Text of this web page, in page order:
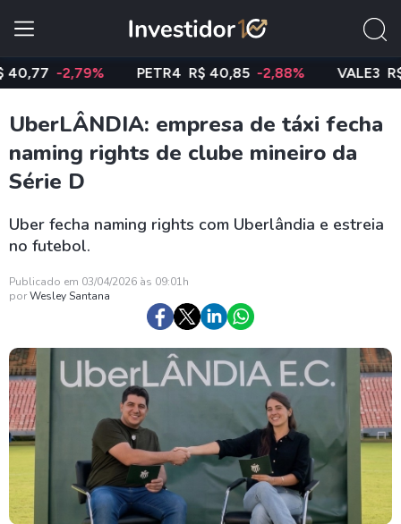
-2,79% PETR4 R$ 40,85 -2,88% VALE3 R$
UberLÂNDIA: empresa de táxi fecha
naming rights de clube mineiro da
Série D
Uber fecha naming rights com Uberlândia e estreia
no futebol.
Publicado em 03/04/2026 às 09:01h
porWesley Santana